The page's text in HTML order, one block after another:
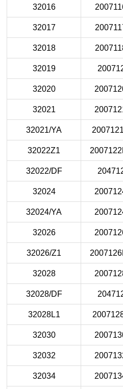
32016
32017
32018
32019
32020
32021
32021/YA
32022Z1
32022/DF
32024
32024/YA
32026
32026/Z1
32028
32028/DF
32028L1
32030
32032
32034